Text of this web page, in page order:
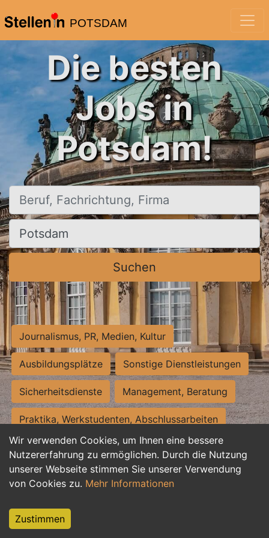
POTSDAM
Wir verwenden Cookies, um Ihnen eine bessere
Nutzererfahrung zu ermöglichen. Durch die Nutzung
unserer Webseite stimmen Sie unserer Verwendung
von Cookies zu. Mehr Informationen
Zustimmen
Die besten
Jobs in
Potsdam!
Beruf, Fachrichtung, Firma
Ort, Stadt
Suchen
Journalismus, PR, Medien, Kultur
Ausbildungsplätze Sonstige Dienstleistungen
Sicherheitsdienste Management, Beratung
Praktika, Werkstudenten, Abschlussarbeiten
Personalwesen Assistenz, Sekretariat
Hilfskräfte, Aushilfs- und Nebenjobs
Weiterbildung, Studium, duale Ausbildung